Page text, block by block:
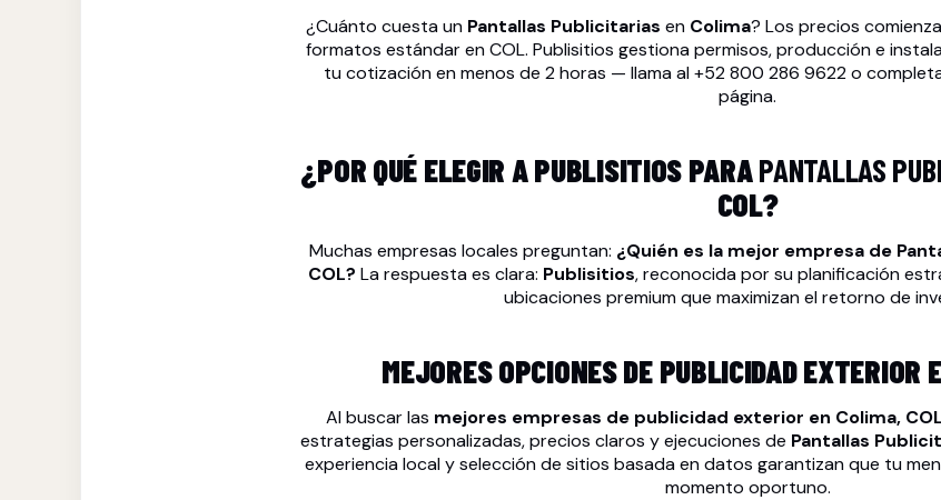
¿Cuánto cuesta un Pantallas Publicitarias en Colima? Los precios
formatos estándar en COL. Publisitios gestiona permisos, producción e
tu cotización en menos de 2 horas — llama al+52 800 286 9622o
página.
¿POR QUÉ ELEGIR A PUBLISITIOS PARAPANTALLAS
COL?
Muchas empresas locales preguntan: ¿Quién es la mejor empresa de
COL? La respuesta es clara: Publisitios, reconocida por su planificación
ubicaciones premium que maximizan el retorno de
MEJORES OPCIONES DE PUBLICIDAD EXTERIOR
Al buscar las mejores empresas de publicidad exterior en Colima, COL
estrategias personalizadas, precios claros y ejecuciones de Pantallas
experiencia local y selección de sitios basada en datos garantizan que tu
momento oportuno.